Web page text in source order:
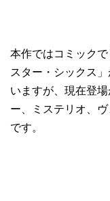
本作ではコミック
スター・シックス
いますが、現在登
ー、ミステリオ、
です。